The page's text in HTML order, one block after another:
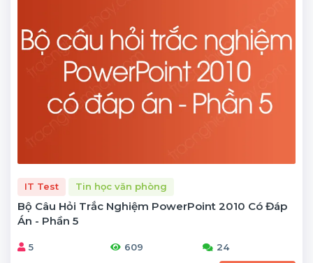
IT Test Tin học văn phòng
Bộ Câu Hỏi Trắc Nghiệm PowerPoint 2010 Có Đáp
Án - Phần 5
5 609 24